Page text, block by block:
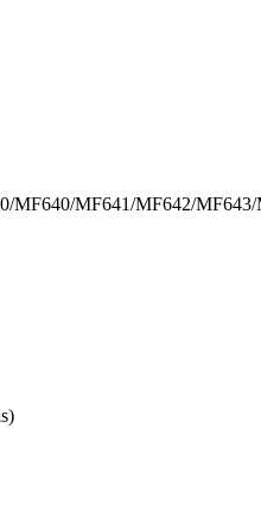
MF640/MF641/MF642/